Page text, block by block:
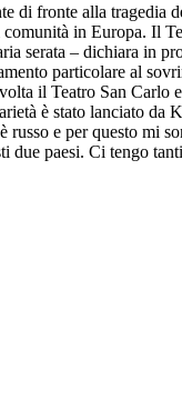
di fronte alla
in Europa. Il
serata – dichiara
particolare al
il Teatro San
è stato lanciato
e per questo mi
due paesi. Ci tengo